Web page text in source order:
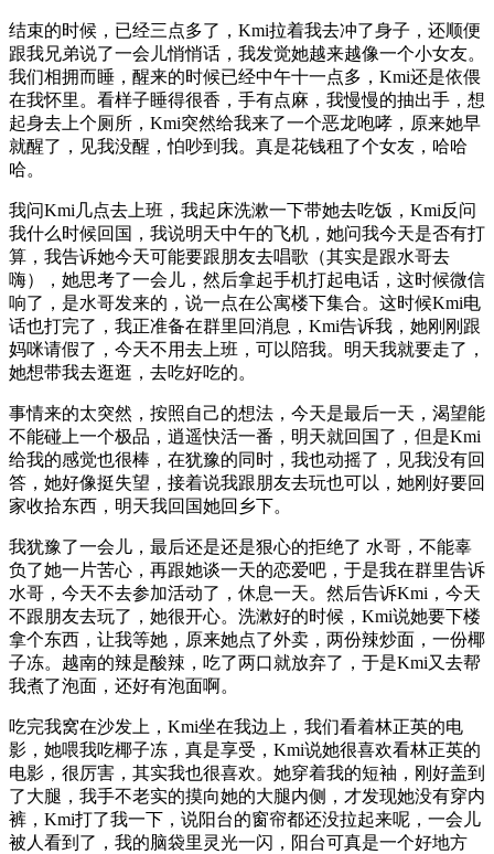
结束的时候，已经三点多了，Kmi拉着我去冲了身子，还顺便
跟我兄弟说了一会儿悄悄话，我发觉她越来越像一个小女友。
我们相拥而睡，醒来的时候已经中午十一点多，Kmi还是依偎
在我怀里。看样子睡得很香，手有点麻，我慢慢的抽出手，想
起身去上个厕所，Kmi突然给我来了一个恶龙咆哮，原来她早
就醒了，见我没醒，怕吵到我。真是花钱租了个女友，哈哈
哈。
我问Kmi几点去上班，我起床洗漱一下带她去吃饭，Kmi反问
我什么时候回国，我说明天中午的飞机，她问我今天是否有打
算，我告诉她今天可能要跟朋友去唱歌（其实是跟水哥去
嗨），她思考了一会儿，然后拿起手机打起电话，这时候微信
响了，是水哥发来的，说一点在公寓楼下集合。这时候Kmi电
话也打完了，我正准备在群里回消息，Kmi告诉我，她刚刚跟
妈咪请假了，今天不用去上班，可以陪我。明天我就要走了，
她想带我去逛逛，去吃好吃的。
事情来的太突然，按照自己的想法，今天是最后一天，渴望能
不能碰上一个极品，逍遥快活一番，明天就回国了，但是Kmi
给我的感觉也很棒，在犹豫的同时，我也动摇了，见我没有回
答，她好像挺失望，接着说我跟朋友去玩也可以，她刚好要回
家收拾东西，明天我回国她回乡下。
我犹豫了一会儿，最后还是还是狠心的拒绝了 水哥，不能辜
负了她一片苦心，再跟她谈一天的恋爱吧，于是我在群里告诉
水哥，今天不去参加活动了，休息一天。然后告诉Kmi，今天
不跟朋友去玩了，她很开心。洗漱好的时候，Kmi说她要下楼
拿个东西，让我等她，原来她点了外卖，两份辣炒面，一份椰
子冻。越南的辣是酸辣，吃了两口就放弃了，于是Kmi又去帮
我煮了泡面，还好有泡面啊。
吃完我窝在沙发上，Kmi坐在我边上，我们看着林正英的电
影，她喂我吃椰子冻，真是享受，Kmi说她很喜欢看林正英的
电影，很厉害，其实我也很喜欢。她穿着我的短袖，刚好盖到
了大腿，我手不老实的摸向她的大腿内侧，才发现她没有穿内
裤，Kmi打了我一下，说阳台的窗帘都还没拉起来呢，一会儿
被人看到了，我的脑袋里灵光一闪，阳台可真是一个好地方